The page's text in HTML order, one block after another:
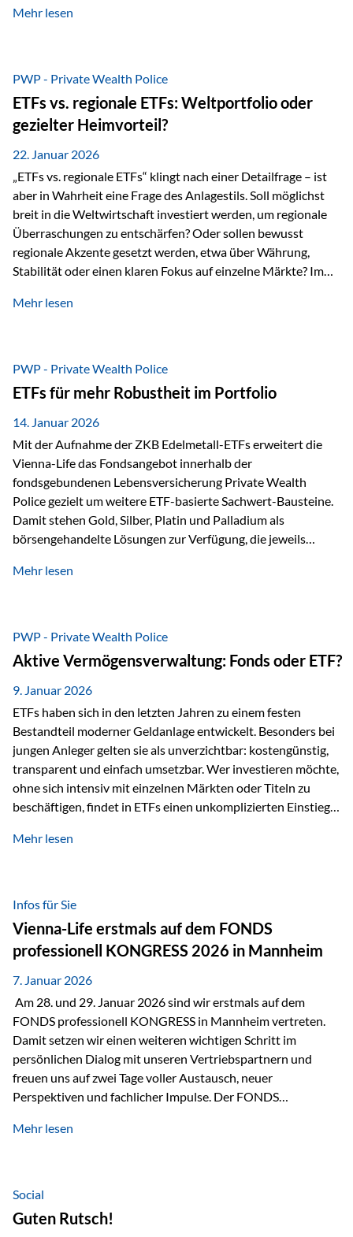
Sachwerten mit einer Investition in Sachwerte zu
gerade dann, wenn Märkte nervös werden,…
Mehr lesen
PWP - Private Wealth Police
ETFs vs. regionale ETFs: Weltportfolio oder
gezielter Heimvorteil?
22. Januar 2026
„ETFs vs. regionale ETFs“ klingt nach einer Detailfrage – ist
aber in Wahrheit eine Frage des Anlagestils. Soll möglichst
breit in die Weltwirtschaft investiert werden, um regionale
Überraschungen zu entschärfen? Oder sollen bewusst
regionale Akzente gesetzt werden, etwa über Währung,
Stabilität oder einen klaren Fokus auf einzelne Märkte? Im
Wealth Police der Vienna-Life lassen sich beide Ansätze
Risikostreuung, Inflationsrobustheit und Stabilisierung. 1)
Die Philosophiefrage: breit oder bewusst? Global investieren
bedeutet: Das Portfolio bildet die Weltmärkte möglichst
breit ab, ohne die…
Mehr lesen
PWP - Private Wealth Police
ETFs für mehr Robustheit im Portfolio
14. Januar 2026
Mit der Aufnahme der ZKB Edelmetall-ETFs erweitert die
Vienna-Life das Fondsangebot innerhalb der
fondsgebundenen Lebensversicherung Private Wealth
Police gezielt um weitere ETF-basierte Sachwert-Bausteine.
Damit stehen Gold, Silber, Platin und Palladium als
börsengehandelte Lösungen zur Verfügung, die jeweils
dabei nicht auf einzelnen Marktmeinungen, sondern auf
Inflationsrobustheit und Stabilisierung – eingebettet in eine
liechtensteinische Versicherungsstruktur. Die
Sicherheitsarchitektur: Liechtenstein als Strukturprinzip Die
Private Wealth Police positioniert sich mit einer dreistufigen
Sicherheitsarchitektur, die auf mehreren Ebenen ansetzt:
Stufe 1: Versicherer-Ebene • Versicherung mit…
Mehr lesen
PWP - Private Wealth Police
Aktive Vermögensverwaltung: Fonds oder ETF?
9. Januar 2026
ETFs haben sich in den letzten Jahren zu einem festen
Bestandteil moderner Geldanlage entwickelt. Besonders bei
jungen Anleger gelten sie als unverzichtbar: kostengünstig,
transparent und einfach umsetzbar. Wer investieren möchte,
ohne sich intensiv mit einzelnen Märkten oder Titeln zu
beschäftigen, findet in ETFs einen unkomplizierten Einstieg
werden häufig kritisch betrachtet. Sie gelten als teurer,
Beide Ansätze haben ihre Berechtigung und ihre Stärken
entfalten sie oft gerade in Kombination. ETFs: Effizient, breit
gestreut und klar strukturiert…
Mehr lesen
Infos für Sie
Vienna-Life erstmals auf dem FONDS
professionell KONGRESS 2026 in Mannheim
7. Januar 2026
Am 28. und 29. Januar 2026 sind wir erstmals auf dem
FONDS professionell KONGRESS in Mannheim vertreten.
Damit setzen wir einen weiteren wichtigen Schritt im
persönlichen Dialog mit unseren Vertriebspartnern und
freuen uns auf zwei Tage voller Austausch, neuer
Perspektiven und fachlicher Impulse. Der FONDS
Branchentreffen für Finanz- und Versicherungsprofis im
Vermögensstrukturierung und Nachfolgeplanung
gemeinsam zu diskutieren. Persönlich für Sie vor Ort An
beiden Kongresstagen stehen Ihnen Maximilian
Mehr lesen
Social
Guten Rutsch!